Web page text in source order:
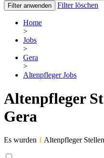
Filter anwenden Filter löschen
Home
>
Jobs
>
Gera
>
Altenpfleger Jobs
Altenpfleger
Gera
Es wurden 1 Altenpfleger